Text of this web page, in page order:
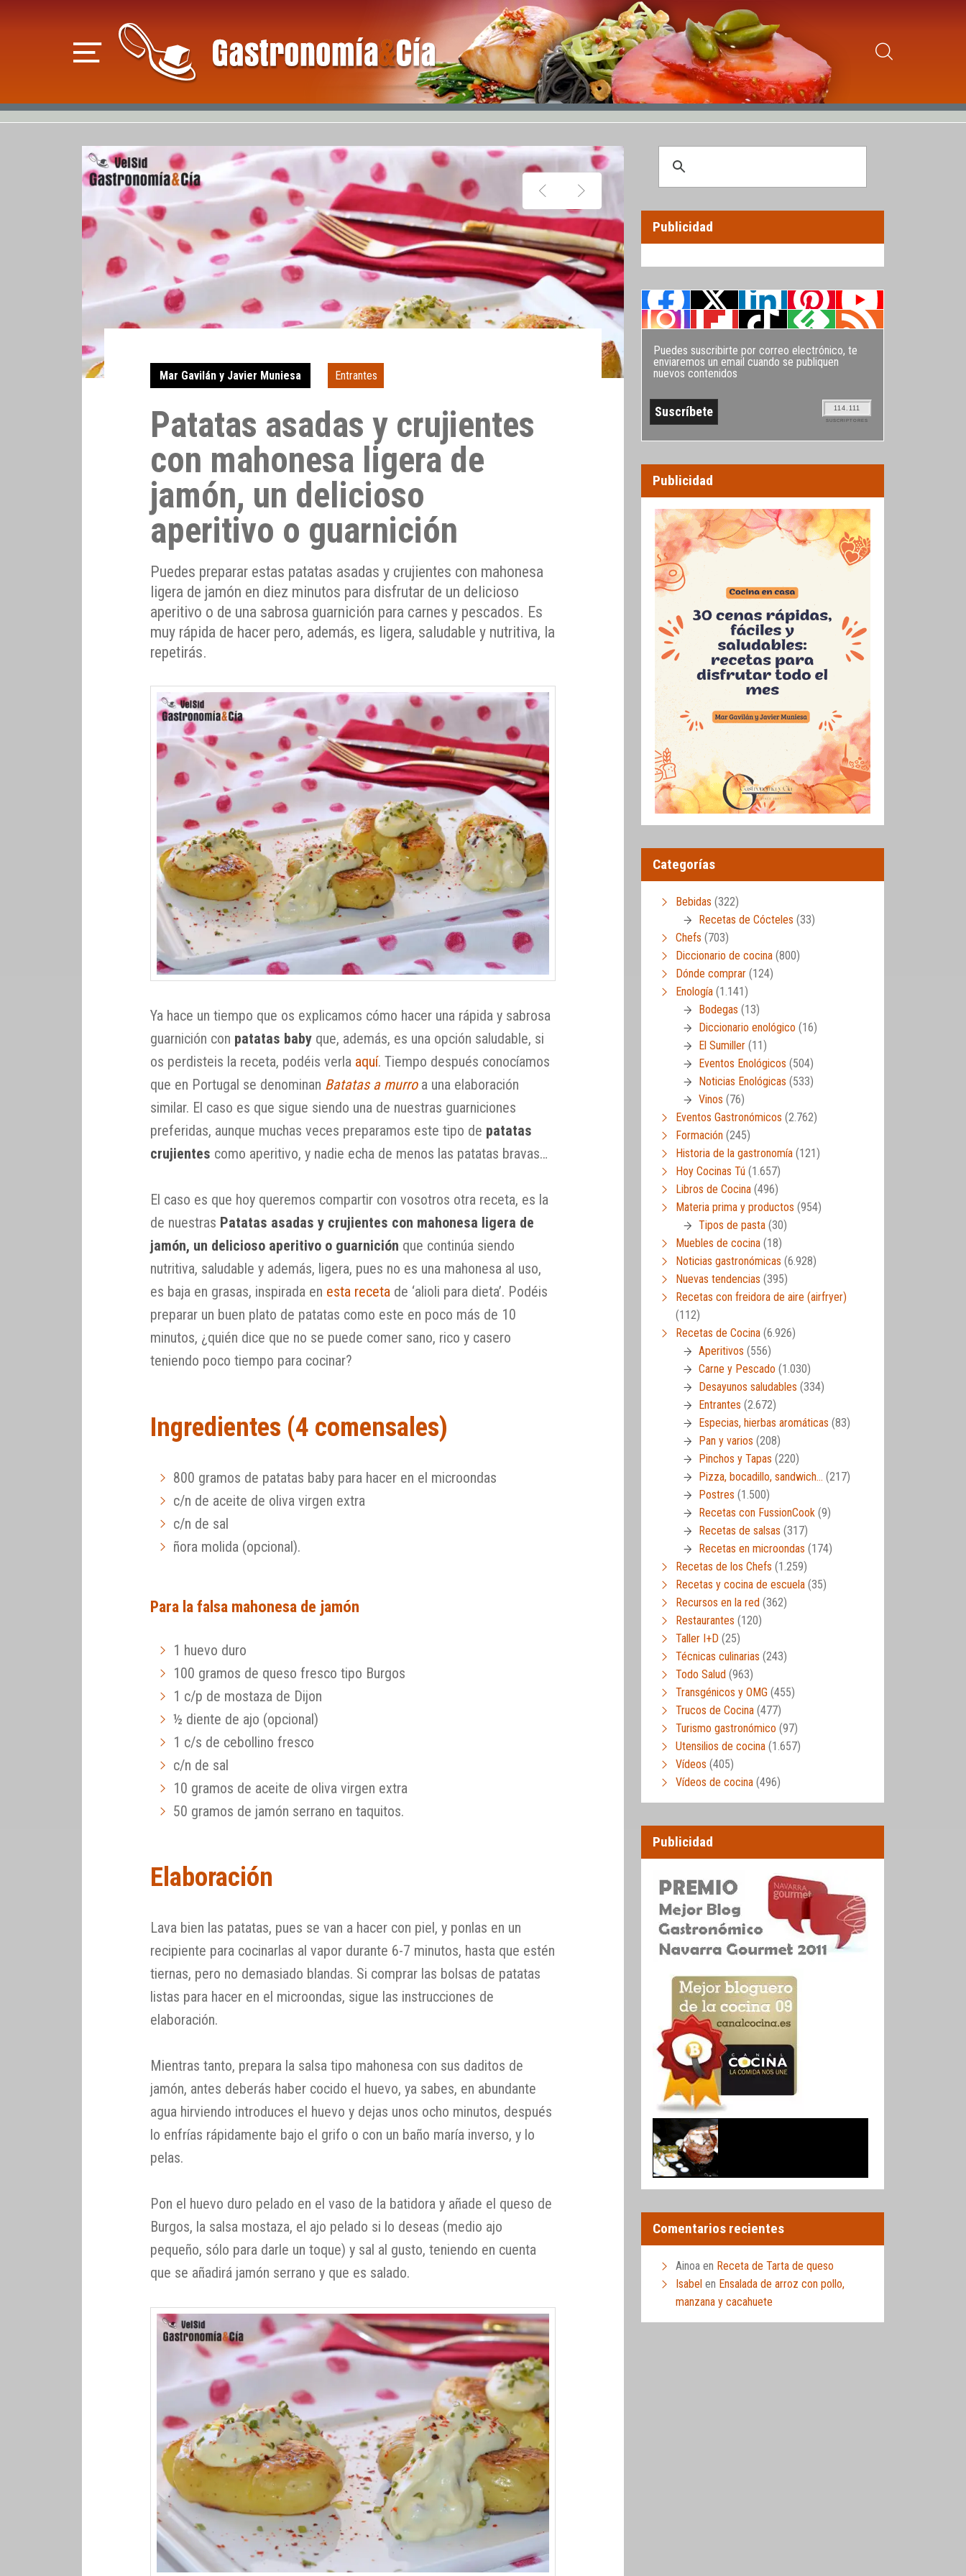
Mar Gavilán y Javier Muniesa Entrantes
Patatas asadas y crujientes
con mahonesa ligera de
jamón, un delicioso
aperitivo o guarnición
Puedes preparar estas patatas asadas y crujientes con mahonesa
ligera de jamón en diez minutos para disfrutar de un delicioso
aperitivo o de una sabrosa guarnición para carnes y pescados. Es
muy rápida de hacer pero, además, es ligera, saludable y nutritiva, la
repetirás.
Ya hace un tiempo que os explicamos cómo hacer una rápida y sabrosa
guarnición con patatas baby que, además, es una opción saludable, si
os perdisteis la receta, podéis verla aquí. Tiempo después conocíamos
que en Portugal se denominan Batatas a murroa una elaboración
similar. El caso es que sigue siendo una de nuestras guarniciones
preferidas, aunque muchas veces preparamos este tipo de patatas
crujientes como aperitivo, y nadie echa de menos las patatas bravas…
El caso es que hoy queremos compartir con vosotros otra receta, es la
de nuestras Patatas asadas y crujientes con mahonesa ligera de
jamón, un delicioso aperitivo o guarnición que continúa siendo
nutritiva, saludable y además, ligera, pues no es una mahonesa al uso,
es baja en grasas, inspirada en esta receta de ‘alioli para dieta’. Podéis
preparar un buen plato de patatas como este en poco más de 10
minutos, ¿quién dice que no se puede comer sano, rico y casero
teniendo poco tiempo para cocinar?
Ingredientes (4 comensales)
800 gramos de patatas baby para hacer en el microondas
c/n de aceite de oliva virgen extra
c/n de sal
ñora molida (opcional).
Para la falsa mahonesa de jamón
1 huevo duro
100 gramos de queso fresco tipo Burgos
1 c/p de mostaza de Dijon
½ diente de ajo (opcional)
1 c/s de cebollino fresco
c/n de sal
10 gramos de aceite de oliva virgen extra
50 gramos de jamón serrano en taquitos.
Elaboración
Lava bien las patatas, pues se van a hacer con piel, y ponlas en un
recipiente para cocinarlas al vapor durante 6-7 minutos, hasta que estén
tiernas, pero no demasiado blandas. Si comprar las bolsas de patatas
listas para hacer en el microondas, sigue las instrucciones de
elaboración.
Mientras tanto, prepara la salsa tipo mahonesa con sus daditos de
jamón, antes deberás haber cocido el huevo, ya sabes, en abundante
agua hirviendo introduces el huevo y dejas unos ocho minutos, después
lo enfrías rápidamente bajo el grifo o con un baño maría inverso, y lo
pelas.
Pon el huevo duro pelado en el vaso de la batidora y añade el queso de
Burgos, la salsa mostaza, el ajo pelado si lo deseas (medio ajo
pequeño, sólo para darle un toque) y sal al gusto, teniendo en cuenta
que se añadirá jamón serrano y que es salado.
Publicidad
Puedes suscribirte por correo electrónico, te
enviaremos un email cuando se publiquen
nuevos contenidos
114.111
SUSCRIPTORES
Publicidad
Categorías
Bebidas (322)
Recetas de Cócteles (33)
Chefs (703)
Diccionario de cocina (800)
Dónde comprar (124)
Enología (1.141)
Bodegas (13)
Diccionario enológico (16)
El Sumiller (11)
Eventos Enológicos (504)
Noticias Enológicas (533)
Vinos (76)
Eventos Gastronómicos (2.762)
Formación (245)
Historia de la gastronomía (121)
Hoy Cocinas Tú (1.657)
Libros de Cocina (496)
Materia prima y productos (954)
Tipos de pasta (30)
Muebles de cocina (18)
Noticias gastronómicas (6.928)
Nuevas tendencias (395)
Recetas con freidora de aire (airfryer)
(112)
Recetas de Cocina (6.926)
Aperitivos (556)
Carne y Pescado (1.030)
Desayunos saludables (334)
Entrantes (2.672)
Especias, hierbas aromáticas (83)
Pan y varios (208)
Pinchos y Tapas (220)
Pizza, bocadillo, sandwich… (217)
Postres (1.500)
Recetas con FussionCook (9)
Recetas de salsas (317)
Recetas en microondas (174)
Recetas de los Chefs (1.259)
Recetas y cocina de escuela (35)
Recursos en la red (362)
Restaurantes (120)
Taller I+D (25)
Técnicas culinarias (243)
Todo Salud (963)
Transgénicos y OMG (455)
Trucos de Cocina (477)
Turismo gastronómico (97)
Utensilios de cocina (1.657)
Vídeos (405)
Vídeos de cocina (496)
Publicidad
Comentarios recientes
Ainoa en Receta de Tarta de queso
Isabel en Ensalada de arroz con pollo,
manzana y cacahuete